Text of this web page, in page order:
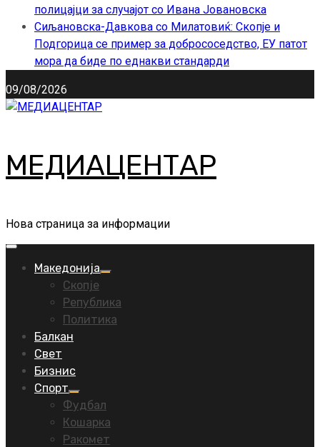
полицајци за случајот со Ивана Јовановска
Сиљановска-Давкова со Милатовиќ: Скопје и
Подгорица се пример за добрососедство, ЕУ патот
мора да биде по еднакви стандарди
09/08/2026
МЕДИАЦЕНТАР
Нова страница за информации
Primary
Македонија
Скопје
Република
Политика
Балкан
Свет
Бизнис
Спорт
Фудбал
Кошарка
Ракомет